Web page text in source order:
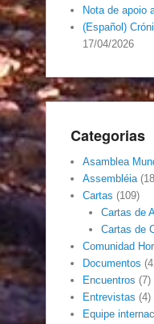
Nota de apoio
(Español)
17/04/2026
Categorias
Asamblea
Assembléia
Cartas (109)
Cartas de
Cartas de
Comunidad
Documentos
Encuentros (7)
Entrevistas (4)
Equipe